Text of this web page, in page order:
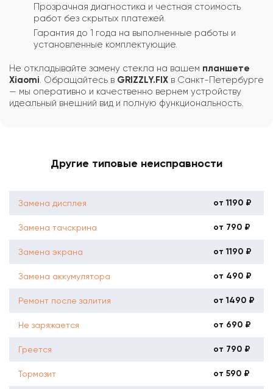
Прозрачная диагностика и честная стоимость
работ без скрытых платежей.
Гарантия до 1 года на выполненные работы и
установленные комплектующие.
Не откладывайте замену стекла на вашем планшете
Xiaomi . Обращайтесь в GRIZZLY.FIX в Санкт-Петербурге
— мы оперативно и качественно вернем устройству
идеальный внешний вид и полную функциональность.
Другие типовые неисправности
Замена дисплея от 1190 ₽
Замена тачскрина от 790 ₽
Замена экрана от 1190 ₽
Замена аккумулятора от 490 ₽
Ремонт после залития от 1490 ₽
Не заряжается от 690 ₽
Греется от 790 ₽
Тормозит от 590 ₽